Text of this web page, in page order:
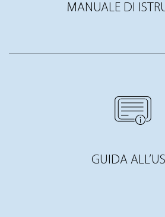
MANUALE DI
GUIDA